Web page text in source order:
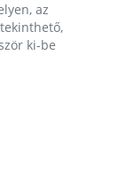
az
ki-be